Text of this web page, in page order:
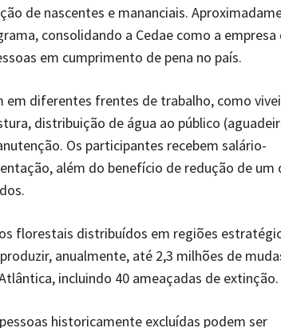
de nascentes e mananciais.
consolidando a Cedae como a empresa
em cumprimento de pena no país.
em diferentes frentes de trabalho, como
distribuição de água ao público
Os participantes recebem salário-
além do benefício de redução de um
florestais distribuídos em regiões
anualmente, até 2,3 milhões de
incluindo 40 ameaçadas de extinção.
historicamente excluídas podem ser